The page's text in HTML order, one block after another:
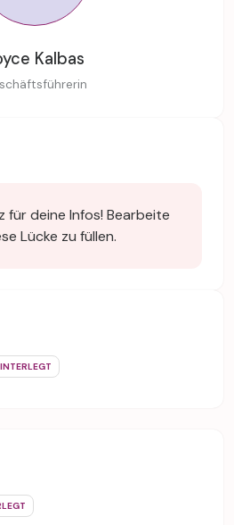
Kalbas
für deine Infos! Bearbeite
Lücke zu füllen.